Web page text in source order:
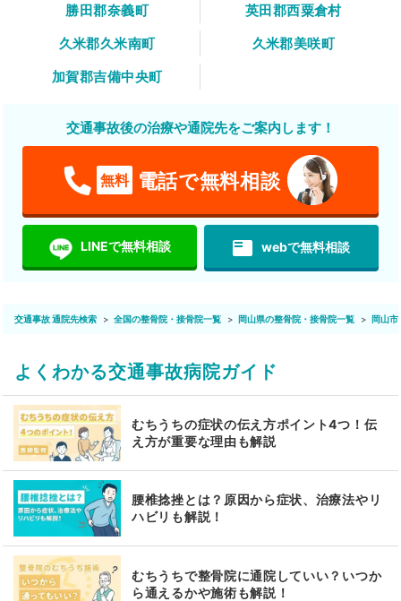
勝田郡奈義町
英田郡西粟倉村
久米郡久米南町
久米郡美咲町
加賀郡吉備中央町
交通事故後の治療や通院先をご案内します！
無料 電話で無料相談
LINEで無料相談 featured_play_list webで無料相談
交通事故 通院先検索 全国の整骨院・接骨院一覧 岡山県の整骨院・接骨院一覧 岡山市
よくわかる交通事故病院ガイド
むちうちの症状の伝え方ポイント4つ！伝
え方が重要な理由も解説
腰椎捻挫とは？原因から症状、治療法やリ
ハビリも解説！
むちうちで整骨院に通院していい？いつか
ら通えるかや施術も解説！